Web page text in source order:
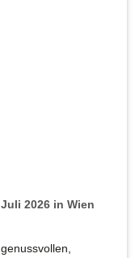
2026 in Wien